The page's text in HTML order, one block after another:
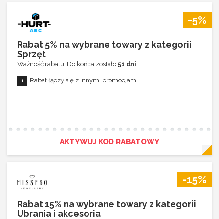
-5%
Rabat 5% na wybrane towary z kategorii
Sprzęt
Ważność rabatu: Do końca zostało 51 dni
Rabat łączy się z innymi promocjami
AKTYWUJ KOD RABATOWY
-15%
Rabat 15% na wybrane towary z kategorii
Ubrania i akcesoria